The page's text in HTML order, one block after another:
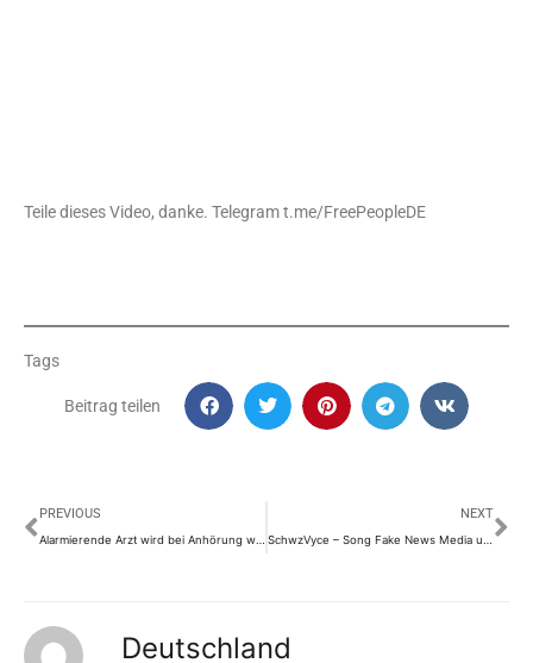
Teile dieses Video, danke. Telegram t.me/FreePeopleDE
Tags
Beitrag teilen
Prev
PREVIOUS
Alarmierende Arzt wird bei Anhörung wegen berufsbezogene Impfpflicht, im Bundestag ausgelacht und geleugnet.
NEXT
SchwzVyce – Song Fake News Media und Spaziergang!
Deutschland